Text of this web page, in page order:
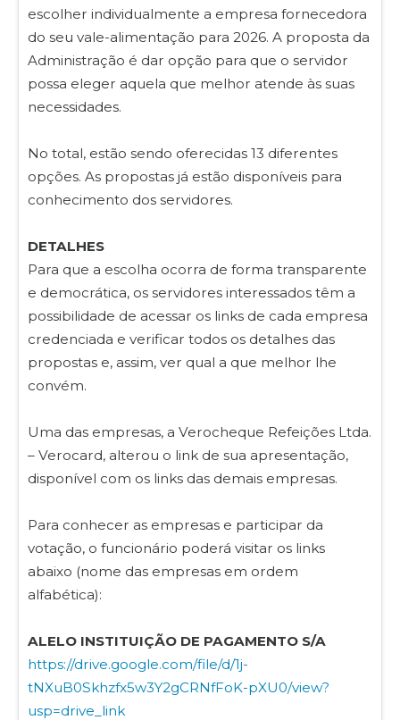
escolher individualmente a empresa fornecedora
do seu vale-alimentação para 2026. A proposta da
Administração é dar opção para que o servidor
possa eleger aquela que melhor atende às suas
necessidades.
No total, estão sendo oferecidas 13 diferentes
opções. As propostas já estão disponíveis para
conhecimento dos servidores.
DETALHES
Para que a escolha ocorra de forma transparente
e democrática, os servidores interessados têm a
possibilidade de acessar os links de cada empresa
credenciada e verificar todos os detalhes das
propostas e, assim, ver qual a que melhor lhe
convém.
Uma das empresas, a Verocheque Refeições Ltda.
– Verocard, alterou o link de sua apresentação,
disponível com os links das demais empresas.
Para conhecer as empresas e participar da
votação, o funcionário poderá visitar os links
abaixo (nome das empresas em ordem
alfabética):
ALELO INSTITUIÇÃO DE PAGAMENTO S/A
https://drive.google.com/file/d/1j-
tNXuB0Skhzfx5w3Y2gCRNfFoK-pXU0/view?
usp=drive_link